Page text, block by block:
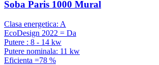
Soba Paris 1000 Mural
Clasa energetica: A
EcoDesign 2022 = Da
Putere : 8 - 14 kw
Putere nominala: 11 kw
Eficienta =78 %